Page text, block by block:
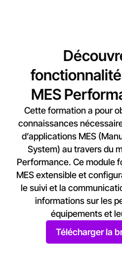
MES
Cette formation a pour
connaissances
d’applications MES
System) au travers du
Performance. Ce module
MES extensible et
le suivi et la
informations sur les
équipements et
Télécharger la